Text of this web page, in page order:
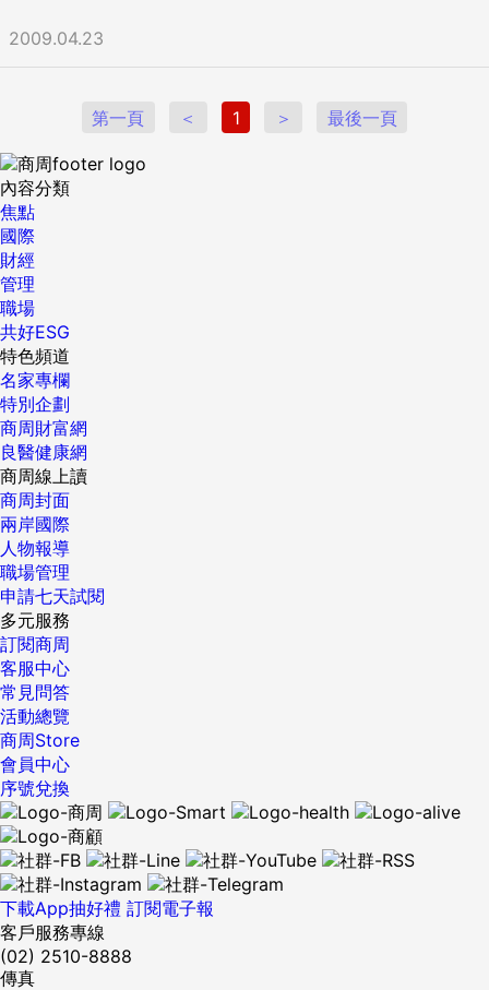
2009.04.23
第一頁 ＜ 1 ＞ 最後一頁
內容分類
焦點
國際
財經
管理
職場
共好ESG
特色頻道
名家專欄
特別企劃
商周財富網
良醫健康網
商周線上讀
商周封面
兩岸國際
人物報導
職場管理
申請七天試閱
多元服務
訂閱商周
客服中心
常見問答
活動總覽
商周Store
會員中心
序號兌換
下載App抽好禮 訂閱電子報
客戶服務專線
(02) 2510-8888
傳真